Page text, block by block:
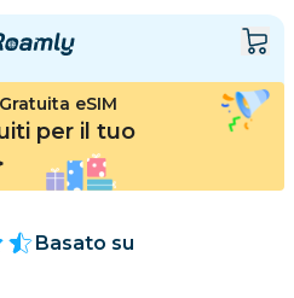
eSIM
per il tuo
Basato su